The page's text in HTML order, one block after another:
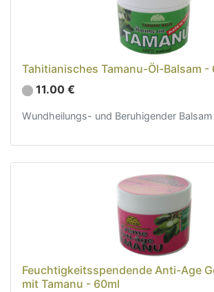
Tahitianisches Tamanu-Öl-Balsam -
11.00 €
Wundheilungs- und Beruhigender Balsam
Feuchtigkeitsspendende Anti-Age
mit Tamanu - 60ml